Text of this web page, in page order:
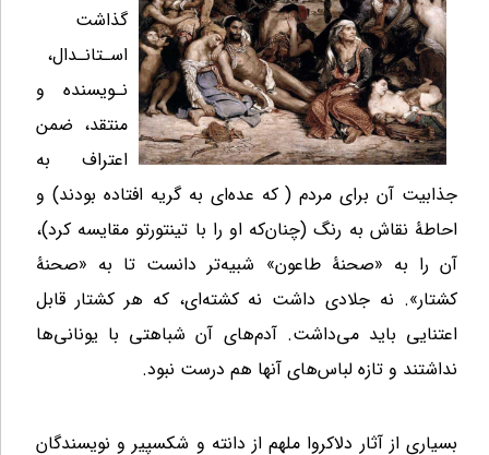
گذاشت
اسـتانـدال،
نـویسنده و
منتقد، ضمن
اعتراف به
جذابیت آن برای مردم ( که عدهای به گریه افتاده بودند) و
احاطۀ نقاش به رنگ (چنانکه او را با تینتورتو مقایسه کرد)،
آن را به «صحنۀ طاعون» شبیهتر دانست تا به «صحنۀ
کشتار». نه جلادی داشت نه کشته‌ای، که هر کشتار قابل
اعتنایی باید میداشت. آدم‌های آن شباهتی با یونانی‌ها
نداشتند و تازه لباس‌های آنها هم درست نبود.
بسیاری از آثار دلاکروا ملهم از دانته و شکسپیر و نویسندگان